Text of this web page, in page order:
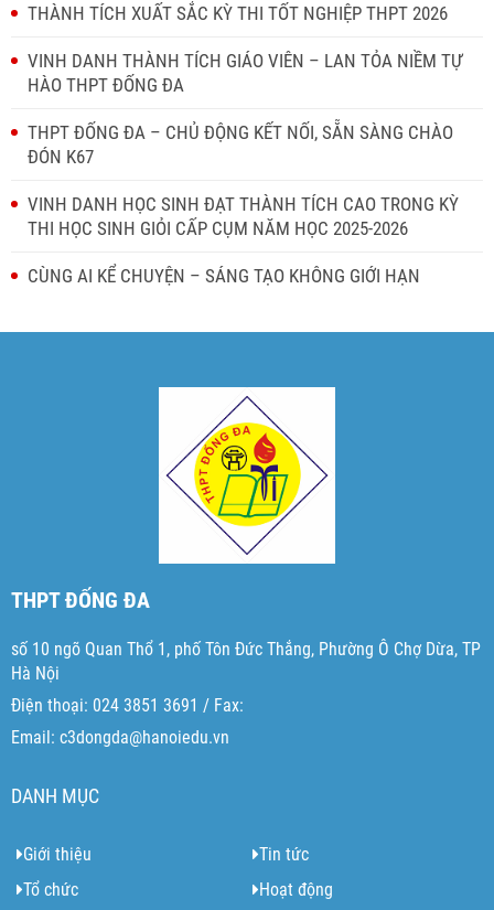
THÀNH TÍCH XUẤT SẮC KỲ THI TỐT NGHIỆP THPT 2026
VINH DANH THÀNH TÍCH GIÁO VIÊN – LAN TỎA NIỀM TỰ
HÀO THPT ĐỐNG ĐA
THPT ĐỐNG ĐA – CHỦ ĐỘNG KẾT NỐI, SẴN SÀNG CHÀO
ĐÓN K67
VINH DANH HỌC SINH ĐẠT THÀNH TÍCH CAO TRONG KỲ
THI HỌC SINH GIỎI CẤP CỤM NĂM HỌC 2025-2026
CÙNG AI KỂ CHUYỆN – SÁNG TẠO KHÔNG GIỚI HẠN
THPT ĐỐNG ĐA
số 10 ngõ Quan Thổ 1, phố Tôn Đức Thắng, Phường Ô Chợ Dừa, TP
Hà Nội
Điện thoại: 024 3851 3691 / Fax:
Email: c3dongda@hanoiedu.vn
DANH MỤC
Giới thiệu
Tin tức
Tổ chức
Hoạt động